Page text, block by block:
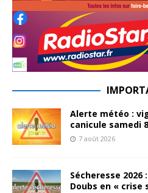
Alerte météo :
canicule samedi
7 août 2026
Sécheresse
Doubs en « crise